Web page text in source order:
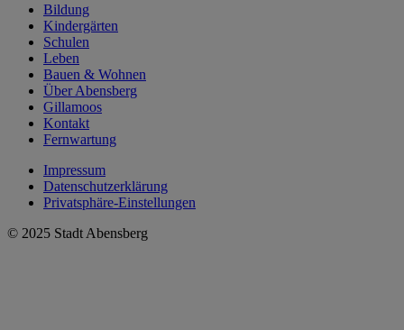
Bildung
Kindergärten
Schulen
Leben
Bauen & Wohnen
Über Abensberg
Gillamoos
Kontakt
Fernwartung
Impressum
Datenschutzerklärung
Privatsphäre-Einstellungen
© 2025 Stadt Abensberg